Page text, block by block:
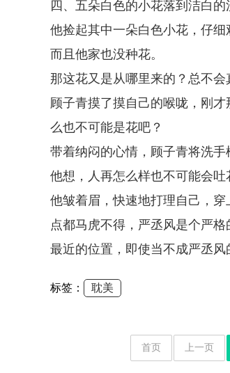
四、五朵白色的小花落到洁白
他捡起其中一朵白色小花，仔
而且他家也没种花。
那这花又是从哪里来的？总不会
顾子青摸了摸自己的喉咙，刚
么也不可能是花吧？
带着纳闷的心情，顾子青将洗手
他想，人再怎么样也不可能会吐
他皱着眉，快速地打理自己，
点都马虎不得，严丞风是个严
最近的位置，即使当不成严丞风
标签： 耽美
首页 上一页